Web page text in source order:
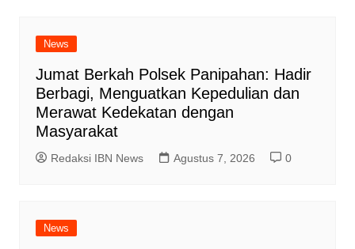
News
Jumat Berkah Polsek Panipahan: Hadir
Berbagi, Menguatkan Kepedulian dan
Merawat Kedekatan dengan
Masyarakat
Redaksi IBN News Agustus 7, 2026 0
News